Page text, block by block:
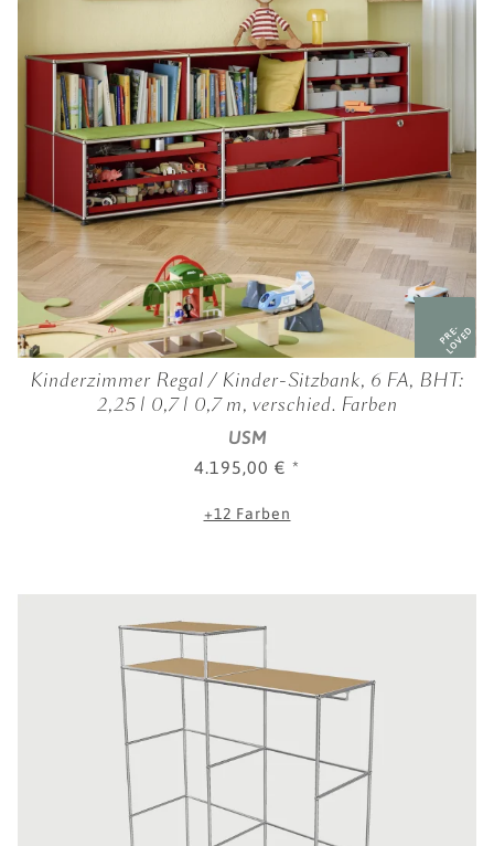
PRE-
LOVED
Kinderzimmer Regal / Kinder-Sitzbank, 6 FA, BHT:
2,25 | 0,7 | 0,7 m, verschied. Farben
USM
4.195,00 € *
+12 Farben